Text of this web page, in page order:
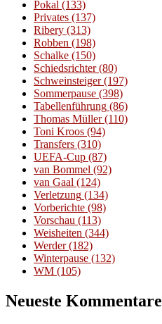
Pokal (133)
Privates (137)
Ribery (313)
Robben (198)
Schalke (150)
Schiedsrichter(80)
Schweinsteiger(197)
Sommerpause (398)
Tabellenführung (86)
Thomas Müller(110)
Toni Kroos (94)
Transfers (310)
UEFA-Cup (87)
van Bommel (92)
van Gaal (124)
Verletzung (134)
Vorberichte (98)
Vorschau (113)
Weisheiten (344)
Werder(182)
Winterpause (132)
WM (105)
Neueste Kommentare